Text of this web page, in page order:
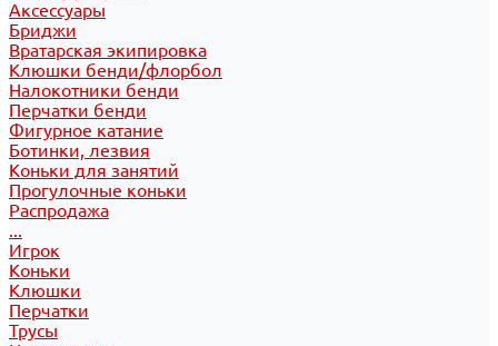
Аксессуары
Бриджи
Вратарская экипировка
Клюшки бенди/флорбол
Налокотники бенди
Перчатки бенди
Фигурное катание
Ботинки, лезвия
Коньки для занятий
Прогулочные коньки
Распродажа
...
Игрок
Коньки
Клюшки
Перчатки
Трусы